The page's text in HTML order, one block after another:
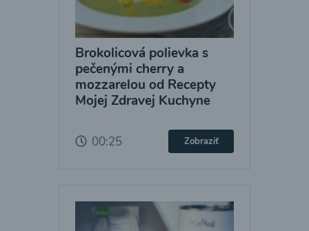
Brokolicová polievka s
pečenými cherry a
mozzarelou od Recepty
Mojej Zdravej Kuchyne
00:25 Zobraziť